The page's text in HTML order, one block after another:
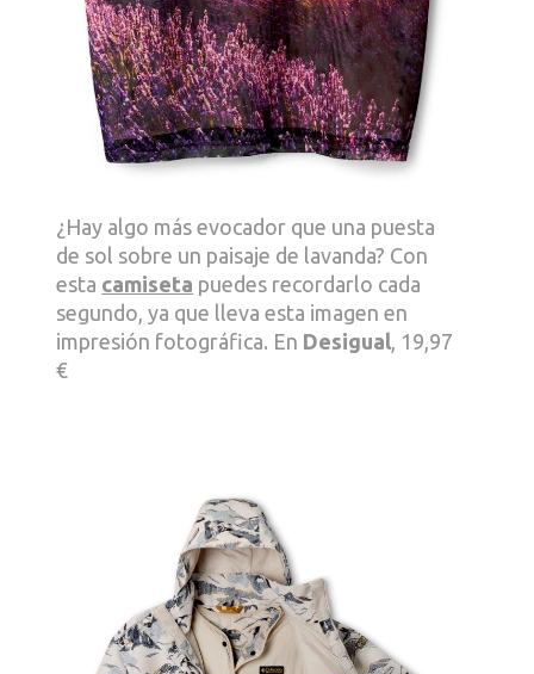
¿Hay algo más evocador que una puesta
de sol sobre un paisaje de lavanda? Con
esta camiseta puedes recordarlo cada
segundo, ya que lleva esta imagen en
impresión fotográfica. En Desigual, 19,97
€